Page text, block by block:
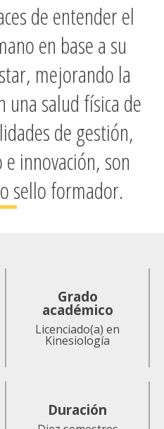
de entender el
en base a su
mejorando la
una salud física de
de gestión,
innovación, son
sello formador.
Grado
académico
Licenciado(a) en
Kinesiología
Duración